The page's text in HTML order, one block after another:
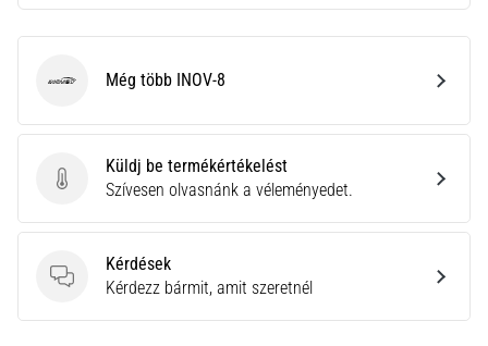
Küldj be termékértékelést
Küldj be termékértékelést
Szívesen olvasnánk a véleményedet.
Kérdések
Kérdések
Kérdezz bármit, amit szeretnél
INOV-8Még több INOV-8